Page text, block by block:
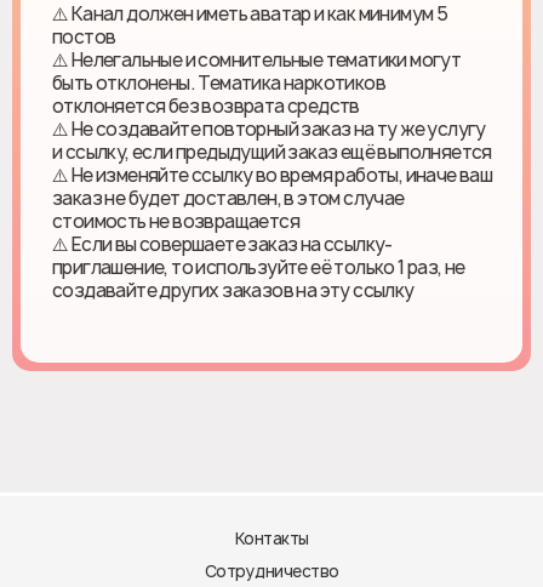
⚠️ Канал должен иметь аватар и как минимум 5
постов
⚠️ Нелегальные и сомнительные тематики могут
быть отклонены. Тематика наркотиков
отклоняется без возврата средств
⚠️ Не создавайте повторный заказ на ту же услугу
и ссылку, если предыдущий заказ ещё выполняется
⚠️ Не изменяйте ссылку во время работы, иначе ваш
заказ не будет доставлен, в этом случае
стоимость не возвращается
⚠️ Если вы совершаете заказ на ссылку-
приглашение, то используйте её только 1 раз, не
создавайте других заказов на эту ссылку
Контакты
Сотрудничество